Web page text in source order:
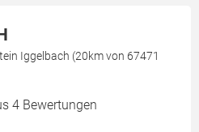
Iggelbach (20km von 67471
4 Bewertungen